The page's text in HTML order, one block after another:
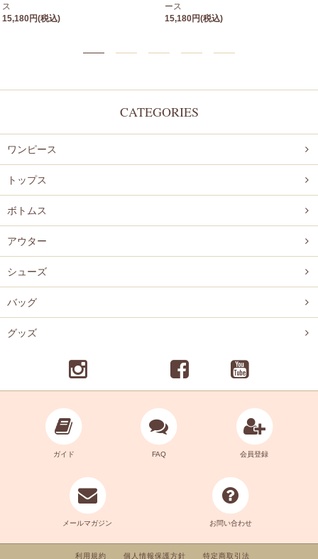
ス
15,180円(税込)
ース
15,180円(税込)
CATEGORIES
ワンピース
トップス
ボトムス
アウター
シューズ
バッグ
グッズ
ガイド FAQ 会員登録
メールマガジン お問い合わせ
利用規約 個人情報保護方針 特定商取引法